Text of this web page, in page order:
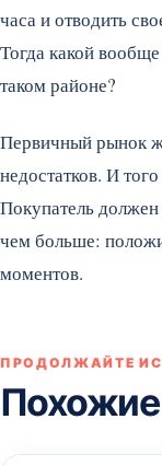
часа и отводить
Тогда какой
таком районе?
Первичный рынок
недостатков. И
Покупатель должен
чем больше:
моментов.
ПРОДОЛЖАЙТЕ